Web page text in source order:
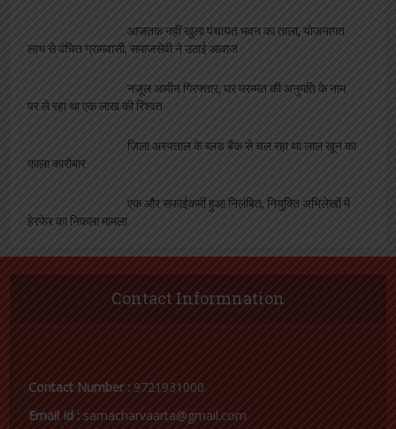
आजतक नहीं खुला पंचायत भवन का ताला, योजनागत
लाभ से वंचित ग्रामवासी, समाजसेवी ने उठाई आवाज
नजूल आमीन गिरफ्तार, घर मरम्मत की अनुमति के नाम
पर ले रहा था एक लाख की रिश्वत
ज़िला अस्पताल के ब्लड बैंक से चल रहा था लाल खून का
काला कारोबार
एक और सफाईकर्मी हुआ निलंबित, नियुक्ति अभिलेखों में
हेरफेर का निकला मामला
Contact Informnation
Contact Number :
9721931000
Email Id :
samacharvaarta@gmail.com